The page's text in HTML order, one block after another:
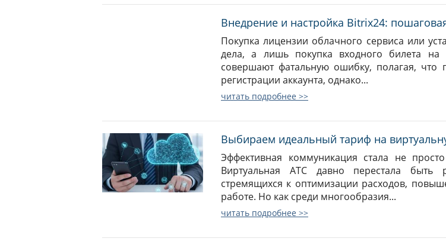
Внедрение и настройка Bitrix24:
Покупка лицензии облачного сервиса или
дела, а лишь покупка входного билета на
совершают фатальную ошибку, полагая, что
регистрации аккаунта, однако...
читать подробнее >>
Выбираем идеальный тариф на
Эффективная коммуникация стала не
Виртуальная АТС давно перестала быть
стремящихся к оптимизации расходов,
работе. Но как среди многообразия...
читать подробнее >>